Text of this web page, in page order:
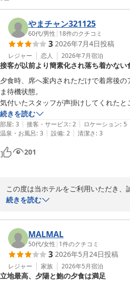
やまチャン321125
60代/男性 | 18件のクチコミ
3 2026年7月4日投稿
レジャー 恋人 2026年7月宿泊
接客が以前より簡素化され落ち着かない
夕食時、席へ案内されただけで着席後
ま待機状態。
気付いたスタッフが声掛けしてくれたと
一方、食事中は空いた食器の回収が度々
せなどが少々煩わしく、ビジネスホテル
今回は二度目の宿泊で過去の経験との比
ち着いた雰囲気が失われてしまったこと
リゾート地に建つ温泉ホテルの宿泊客の
事の楽しさなどを求めていると思うの
続きを読む
部屋: 3 | 接客・サービス: 2 | ロケーション: 5
温泉・お風呂: 3 | 設備: 2 | 清潔さ: 3
201
この度は当ホテルをご利用いただき、
た。
再び当ホテルをお選びいただいたにも
内やスタッフの対応につきまして、ご
供できなかったこと、心よりお詫び申
お席へのご案内後にお待たせしてしま
中のお声がけや食器の下膳、終了時刻
客様にゆったりとお食事をお楽しみい
続きを読む
MALMAL
50代/女性 | 1件のクチコミ
3 2026年5月24日投稿
レジャー 家族 2026年5月宿泊
立地最高、夕陽と鮑の夕食は満足